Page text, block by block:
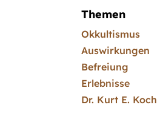
Themen
Okkultismus
Auswirkungen
Befreiung
Erlebnisse
Dr. Kurt E. Koch